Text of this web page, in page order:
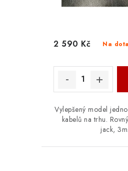
Na
2 590 Kč
Vylepšený model
kabelů na trhu.
jack, 3m.